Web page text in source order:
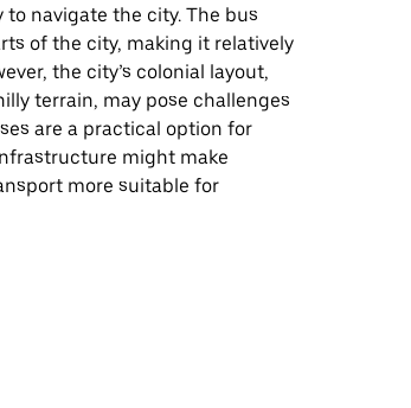
navigate the city. The bus
of the city, making it relatively
the city’s colonial layout,
terrain, may pose challenges
are a practical option for
might make
more suitable for